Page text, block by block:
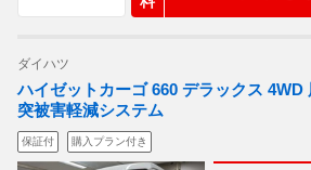
ダイハツ
ハイゼットカーゴ 660 デラックス
突被害軽減システム
保証付 購入プラン付き